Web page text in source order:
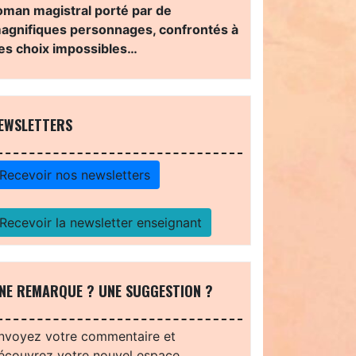
magistral porté par de
personnages, confrontés à
choix impossibles…
Recevoir nos newsletters
Recevoir la newsletter enseignant
REMARQUE ? UNE SUGGESTION ?
votre commentaire et